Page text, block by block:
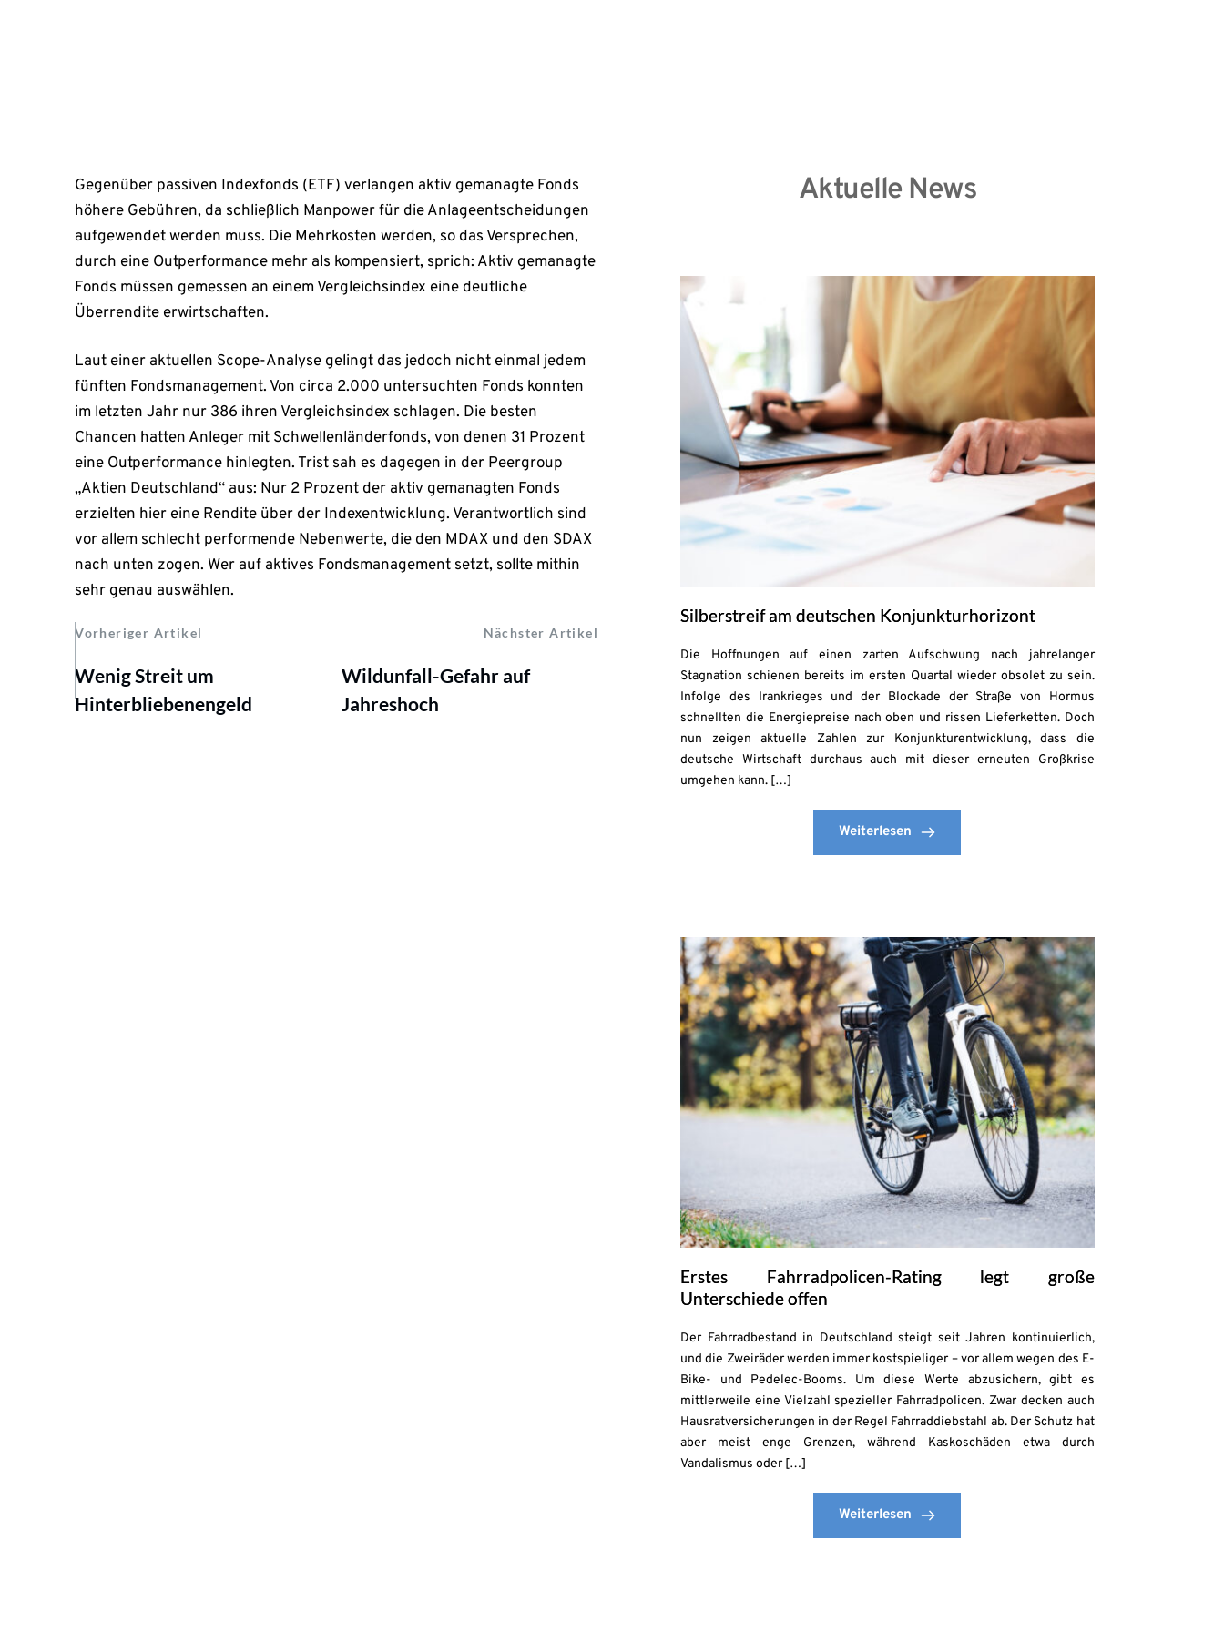
Gegenüber passiven Indexfonds (ETF) verlangen aktiv gemanagte Fonds
höhere Gebühren, da schließlich Manpower für die Anlageentscheidungen
aufgewendet werden muss. Die Mehrkosten werden, so das Versprechen,
durch eine Outperformance mehr als kompensiert, sprich: Aktiv gemanagte
Fonds müssen gemessen an einem Vergleichsindex eine deutliche
Überrendite erwirtschaften.
Laut einer aktuellen Scope-Analyse gelingt das jedoch nicht einmal jedem
fünften Fondsmanagement. Von circa 2.000 untersuchten Fonds konnten
im letzten Jahr nur 386 ihren Vergleichsindex schlagen. Die besten
Chancen hatten Anleger mit Schwellenländerfonds, von denen 31 Prozent
eine Outperformance hinlegten. Trist sah es dagegen in der Peergroup
„Aktien Deutschland“ aus: Nur 2 Prozent der aktiv gemanagten Fonds
erzielten hier eine Rendite über der Indexentwicklung. Verantwortlich sind
vor allem schlecht performende Nebenwerte, die den MDAX und den SDAX
nach unten zogen. Wer auf aktives Fondsmanagement setzt, sollte mithin
sehr genau auswählen.
Vorheriger Artikel Nächster Artikel
Wenig Streit um
Hinterbliebenengeld
Wildunfall-Gefahr auf
Jahreshoch
Aktuelle News
Silberstreif am deutschen Konjunkturhorizont
Die Hoffnungen auf einen zarten Aufschwung nach jahrelanger
Stagnation schienen bereits im ersten Quartal wieder obsolet zu sein.
Infolge des Irankrieges und der Blockade der Straße von Hormus
schnellten die Energiepreise nach oben und rissen Lieferketten. Doch
nun zeigen aktuelle Zahlen zur Konjunkturentwicklung, dass die
deutsche Wirtschaft durchaus auch mit dieser erneuten Großkrise
umgehen kann. […]
Weiterlesen
Erstes Fahrradpolicen-Rating legt große
Unterschiede offen
Der Fahrradbestand in Deutschland steigt seit Jahren kontinuierlich,
und die Zweiräder werden immer kostspieliger – vor allem wegen des E-
Bike- und Pedelec-Booms. Um diese Werte abzusichern, gibt es
mittlerweile eine Vielzahl spezieller Fahrradpolicen. Zwar decken auch
Hausratversicherungen in der Regel Fahrraddiebstahl ab. Der Schutz hat
aber meist enge Grenzen, während Kaskoschäden etwa durch
Vandalismus oder […]
Weiterlesen